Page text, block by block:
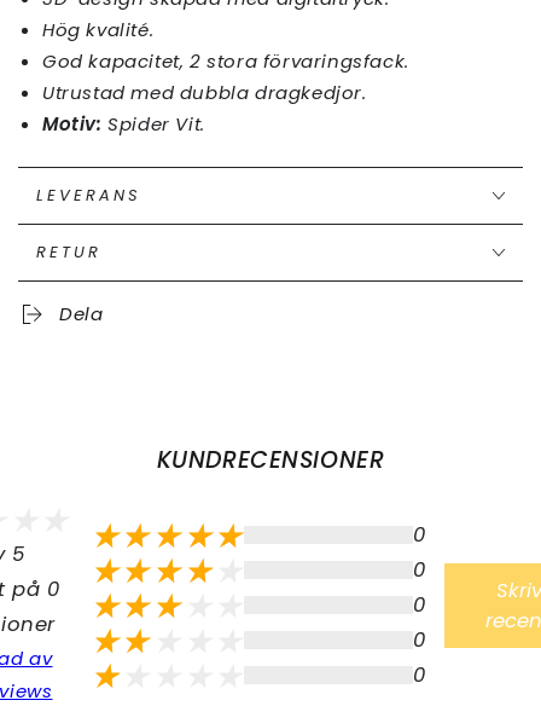
Hög kvalité.
God kapacitet, 2 stora förvaringsfack.
Utrustad med dubbla dragkedjor.
Motiv: Spider Vit.
LEVERANS
RETUR
Dela
KUNDRECENSIONER
5
på 0
av
0
0
0
0
0